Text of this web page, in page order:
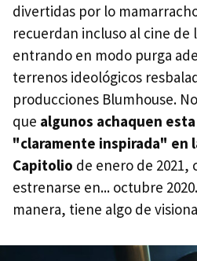
divertidas por lo
recuerdan incluso al cine de
entrando en modo purga
terrenos ideológicos
producciones Blumhouse.
que algunos achaquen
"claramente inspirada" en
Capitolio de enero de 2021,
estrenarse en... octubre
manera, tiene algo de